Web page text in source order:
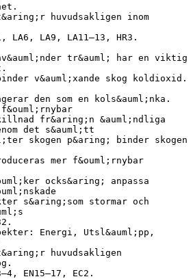
huvudsakligen inom
LA9, LA11–13, HR3.
tr&auml; har en viktig
v&auml;xande skog koldioxid.
den som en kols&auml;nka.
fr&aring;n &auml;ndliga
det s&auml;tt
skogen p&aring; binder skogen
mer f&ouml;rnybar
ocks&aring; anpassa
s&aring;som stormar och
Energi, Utsl&auml;pp,
huvudsakligen
EN15–17, EC2.